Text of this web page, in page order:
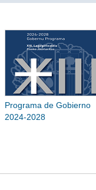
Programa de Gobierno
2024-2028